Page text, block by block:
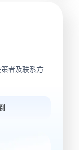
者及联系方